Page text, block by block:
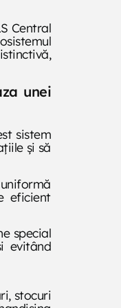
Central
unei
sistem
și să
eficient
special
evitând
stocuri